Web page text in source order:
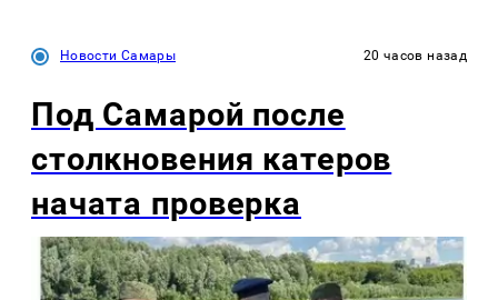
Новости Самары 20 часов назад
Под Самарой после
столкновения катеров
начата проверка